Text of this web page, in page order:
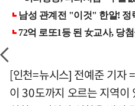
[인천=뉴시스] 전예준 기자
이 30도까지 오르는 지역이